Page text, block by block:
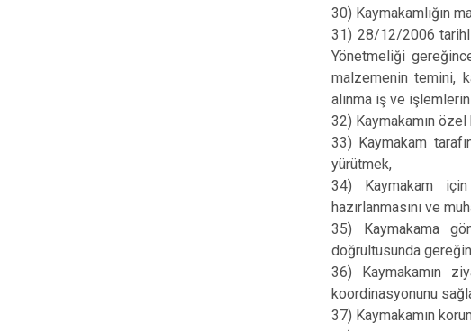
30) Kaymakamlığın
31) 28/12/2006 tarihli
Yönetmeliği
malzemenin temini,
alınma iş ve
32) Kaymakamın
33) Kaymakam
yürütmek,
34) Kaymakam
hazırlanmasını ve
35) Kaymakama
doğrultusunda
36) Kaymakamın
koordinasyonunu
37) Kaymakamın